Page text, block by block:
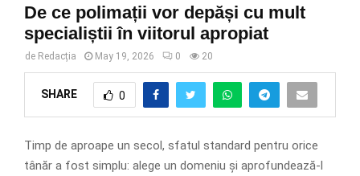
De ce polimații vor depăși cu mult
specialiștii în viitorul apropiat
de Redacția May 19, 2026 0 20
SHARE 0
Timp de aproape un secol, sfatul standard pentru orice
tânăr a fost simplu: alege un domeniu și aprofundează-l